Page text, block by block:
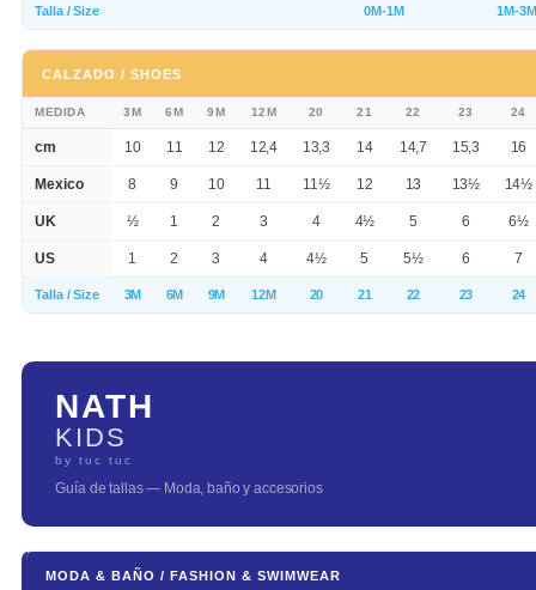
Talla / Size 0M-1M 1M-3M
CALZADO / SHOES
MEDIDA 3M 6M 9M 12M 20 21 22 23 24
cm 10 11 12 12,4 13,3 14 14,7 15,3 16
Mexico 8 9 10 11 11½ 12 13 13½ 14½
UK ½ 1 2 3 4 4½ 5 6 6½
US 1 2 3 4 4½ 5 5½ 6 7
Talla / Size 3M 6M 9M 12M 20 21 22 23 24
NATH
KIDS
by tuc tuc
Guía de tallas — Moda, baño y accesorios
MODA & BAÑO / FASHION & SWIMWEAR